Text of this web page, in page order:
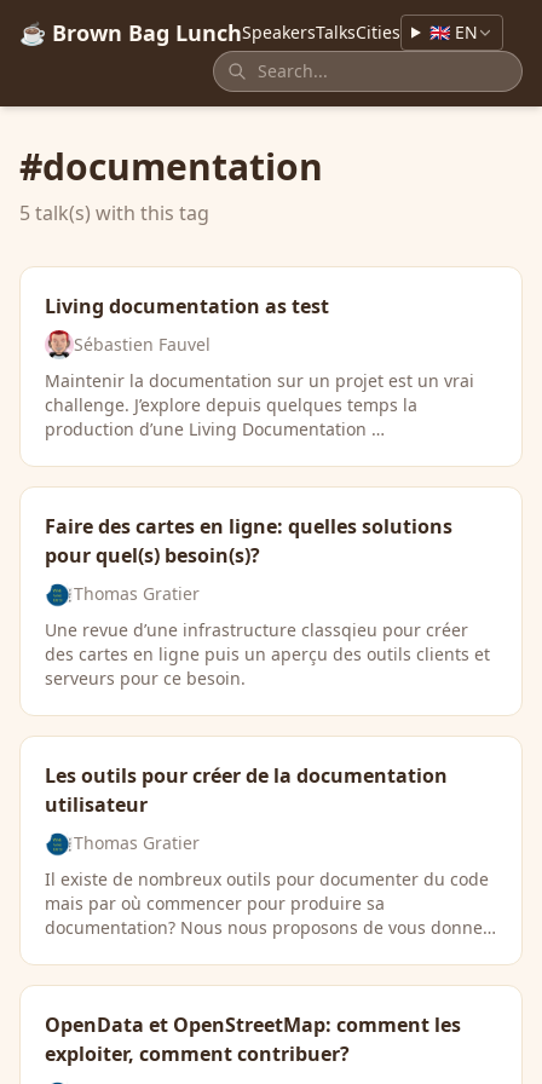
☕ Brown Bag LunchSpeakersTalksCities 🇬🇧 EN
#documentation
5 talk(s) with this tag
Living documentation as test
Sébastien Fauvel
Maintenir la documentation sur un projet est un vrai
challenge. J’explore depuis quelques temps la
production d’une Living Documentation …
Faire des cartes en ligne: quelles solutions
pour quel(s) besoin(s)?
Thomas Gratier
Une revue d’une infrastructure classqieu pour créer
des cartes en ligne puis un aperçu des outils clients et
serveurs pour ce besoin.
Les outils pour créer de la documentation
utilisateur
Thomas Gratier
Il existe de nombreux outils pour documenter du code
mais par où commencer pour produire sa
documentation? Nous nous proposons de vous donner
OpenData et OpenStreetMap: comment les
exploiter, comment contribuer?